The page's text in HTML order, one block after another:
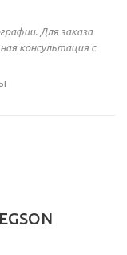
Для заказа
консультация с